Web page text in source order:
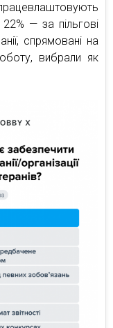
22% — за пільгові
спрямовані на
вибрали як